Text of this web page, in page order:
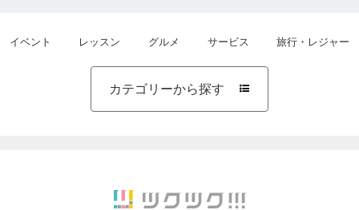
イベント レッスン グルメ サービス 旅行・レジャー
カテゴリーから探す 